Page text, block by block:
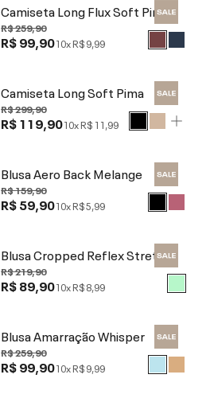
Camiseta Long Flux Soft Pima
R$ 259,90
R$ 99,9010xR$ 9,99
Camiseta Long Soft Pima
R$ 299,90
R$ 119,9010xR$ 11,99
Blusa Aero Back Melange
R$ 159,90
R$ 59,9010xR$ 5,99
Blusa Cropped Reflex Stretch
R$ 219,90
R$ 89,9010xR$ 8,99
Blusa Amarração Whisper
R$ 259,90
R$ 99,9010xR$ 9,99